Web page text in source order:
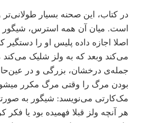
در کتاب، این صحنه بسیار طولانی‌تر
است. میان آن همه استرس، شیگور
اصلا اجازه داده پلیس او را دستگیر
می‌کند وبعد که به ولز شلیک می‌کند
جمله‌ی درخشان، بزرگی و در
بودن مرگ را وقتی مرگ مکرر
مک‌کارتی می‌نویسد: شیگور به
هر آنچه ولز قبلا فهمیده بود یا فکر